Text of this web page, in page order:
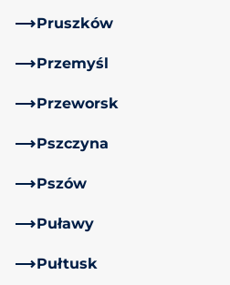
Pruszków
Przemyśl
Przeworsk
Pszczyna
Pszów
Puławy
Pułtusk